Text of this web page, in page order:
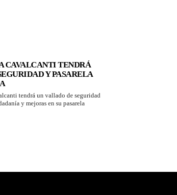
CAVALCANTI TENDRÁ
Y PASARELA
tendrá un vallado de seguridad
y mejoras en su pasarela